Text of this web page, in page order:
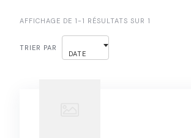
AFFICHAGE DE 1-1 RÉSULTATS SUR 1
TRIER PAR
DATE